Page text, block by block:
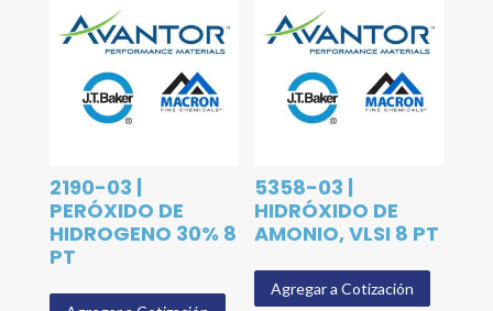
2190-03 |
PERÓXIDO DE
HIDROGENO 30% 8
PT
5358-03 |
HIDRÓXIDO DE
AMONIO, VLSI 8 PT
Agregar a Cotización